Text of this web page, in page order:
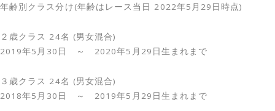
年齢別クラス分け(年齢はレース当日 2022年5月29日時点)
２歳クラス 24名 (男女混合)
2019年5月30日 ～ 2020年5月29日生まれまで
３歳クラス 24名 (男女混合)
2018年5月30日 ～ 2019年5月29日生まれまで